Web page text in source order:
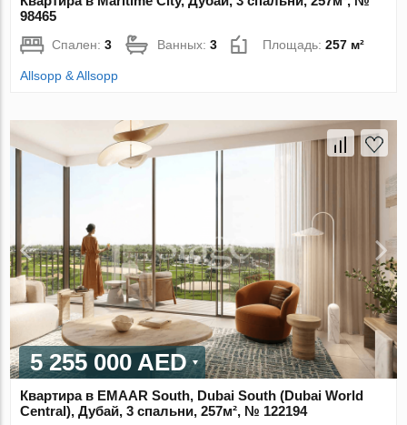
98465
Спален:3 Ванных:3 Площадь:257 м²
Allsopp & Allsopp
5 255 000 AED
Квартира в EMAAR South, Dubai South (Dubai World
Central), Дубай, 3 спальни, 257м², № 122194